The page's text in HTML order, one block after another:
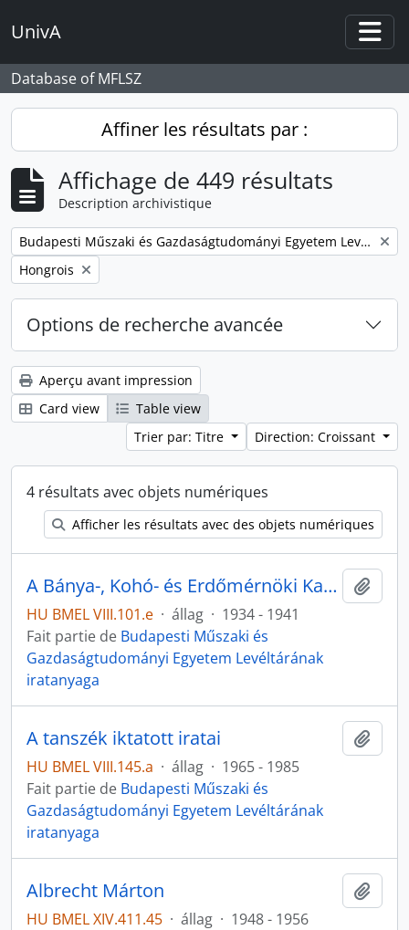
UnivA
Database of MFLSZ
Affiner les résultats par :
Affichage de 449 résultats
Description archivistique
Remove filter:
Budapesti Műszaki és Gazdaságtudományi Egyetem Levéltárának iratanyaga
Remove filter:
Hongrois
Options de recherche avancée
Aperçu avant impression
Card view
Table view
Trier par: Titre
Direction: Croissant
4 résultats avec objets numériques
Afficher les résultats avec des objets numériques
A Bánya-, Kohó- és Erdőmérnöki Karon oklevelet nyertek nyilvántartásai
HU BMEL VIII.101.e · állag · 1934 - 1941
Fait partie de Budapesti Műszaki és
Gazdaságtudományi Egyetem Levéltárának
iratanyaga
A tanszék iktatott iratai
HU BMEL VIII.145.a · állag · 1965 - 1985
Fait partie de Budapesti Műszaki és
Gazdaságtudományi Egyetem Levéltárának
iratanyaga
Albrecht Márton
HU BMEL XIV.411.45 · állag · 1948 - 1956